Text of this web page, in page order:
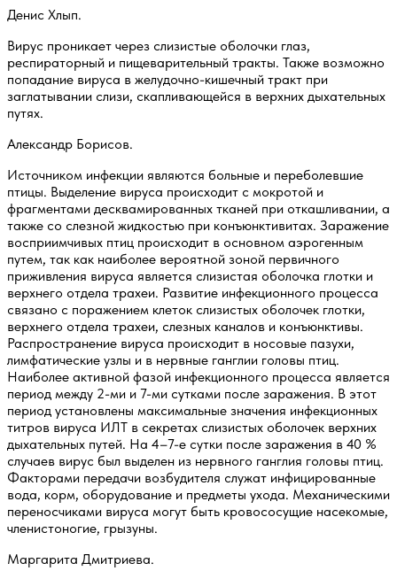
Денис Хлып.
Вирус проникает через слизистые оболочки глаз,
респираторный и пищеварительный тракты. Также возможно
попадание вируса в желудочно-кишечный тракт при
заглатывании слизи, скапливающейся в верхних дыхательных
путях.
Александр Борисов.
Источником инфекции являются больные и переболевшие
птицы. Выделение вируса происходит с мокротой и
фрагментами десквамированных тканей при откашливании, а
также со слезной жидкостью при конъюнктивитах. Заражение
восприимчивых птиц происходит в основном аэрогенным
путем, так как наиболее вероятной зоной первичного
приживления вируса является слизистая оболочка глотки и
верхнего отдела трахеи. Развитие инфекционного процесса
связано с поражением клеток слизистых оболочек глотки,
верхнего отдела трахеи, слезных каналов и конъюнктивы.
Распространение вируса происходит в носовые пазухи,
лимфатические узлы и в нервные ганглии головы птиц.
Наиболее активной фазой инфекционного процесса является
период между 2-ми и 7-ми сутками после заражения. В этот
период установлены максимальные значения инфекционных
титров вируса ИЛТ в секретах слизистых оболочек верхних
дыхательных путей. На 4–7-е сутки после заражения в 40 %
случаев вирус был выделен из нервного ганглия головы птиц.
Факторами передачи возбудителя служат инфицированные
вода, корм, оборудование и предметы ухода. Механическими
переносчиками вируса могут быть кровососущие насекомые,
членистоногие, грызуны.
Маргарита Дмитриева.